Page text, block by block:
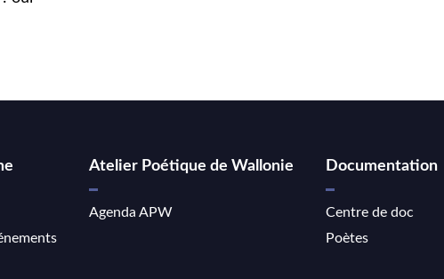
Atelier Poétique de Wallonie
Agenda APW
Documentation
Centre de doc
Poètes